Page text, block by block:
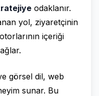
odaklanır.
yol, ziyaretçinin
içeriği
görsel dil, web
sunar. Bu